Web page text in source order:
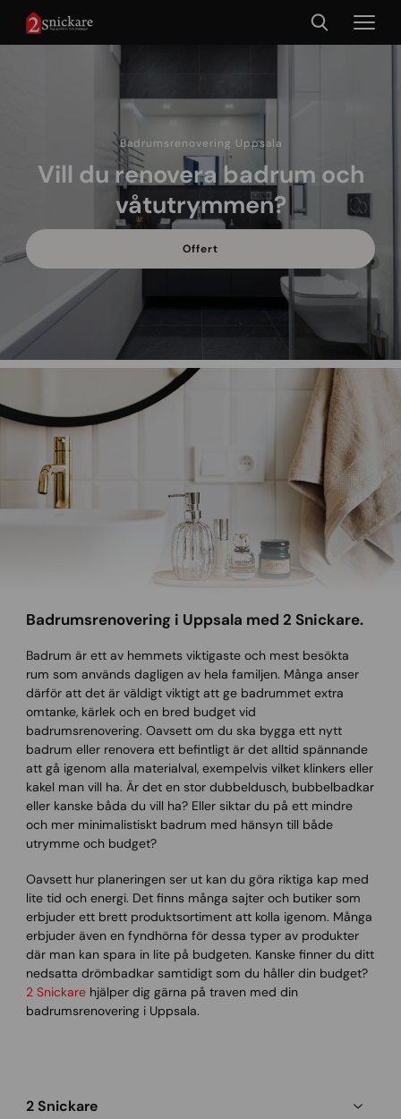
Badrumsrenovering Uppsala
Vill du renovera badrum och
våtutrymmen?
Offert
Badrumsrenovering i Uppsala med 2 Snickare.
Badrum är ett av hemmets viktigaste och mest besökta
rum som används dagligen av hela familjen. Många anser
därför att det är väldigt viktigt att ge badrummet extra
omtanke, kärlek och en bred budget vid
badrumsrenovering. Oavsett om du ska bygga ett nytt
badrum eller renovera ett befintligt är det alltid spännande
att gå igenom alla materialval, exempelvis vilket klinkers eller
kakel man vill ha. Är det en stor dubbeldusch, bubbelbadkar
eller kanske båda du vill ha? Eller siktar du på ett mindre
och mer minimalistiskt badrum med hänsyn till både
utrymme och budget?
Oavsett hur planeringen ser ut kan du göra riktiga kap med
lite tid och energi. Det finns många sajter och butiker som
erbjuder ett brett produktsortiment att kolla igenom. Många
erbjuder även en fyndhörna för dessa typer av produkter
där man kan spara in lite på budgeten. Kanske finner du ditt
nedsatta drömbadkar samtidigt som du håller din budget?
2 Snickarehjälper dig gärna på traven med din
badrumsrenovering i Uppsala.
2 Snickare